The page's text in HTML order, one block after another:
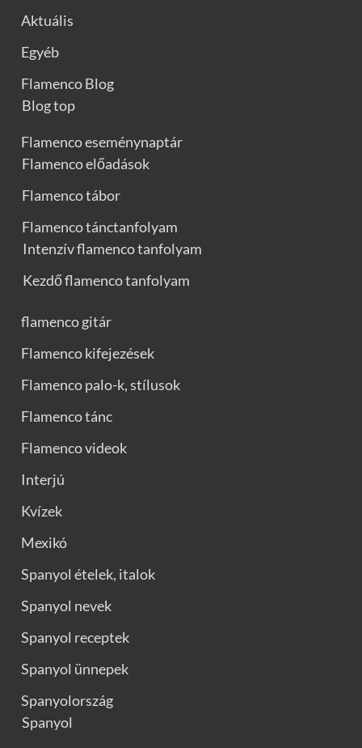
Aktuális
Egyéb
Flamenco Blog
Blog top
Flamenco eseménynaptár
Flamenco előadások
Flamenco tábor
Flamenco tánctanfolyam
Intenzív flamenco tanfolyam
Kezdő flamenco tanfolyam
flamenco gitár
Flamenco kifejezések
Flamenco palo-k, stílusok
Flamenco tánc
Flamenco videok
Interjú
Kvízek
Mexikó
Spanyol ételek, italok
Spanyol nevek
Spanyol receptek
Spanyol ünnepek
Spanyolország
Spanyol